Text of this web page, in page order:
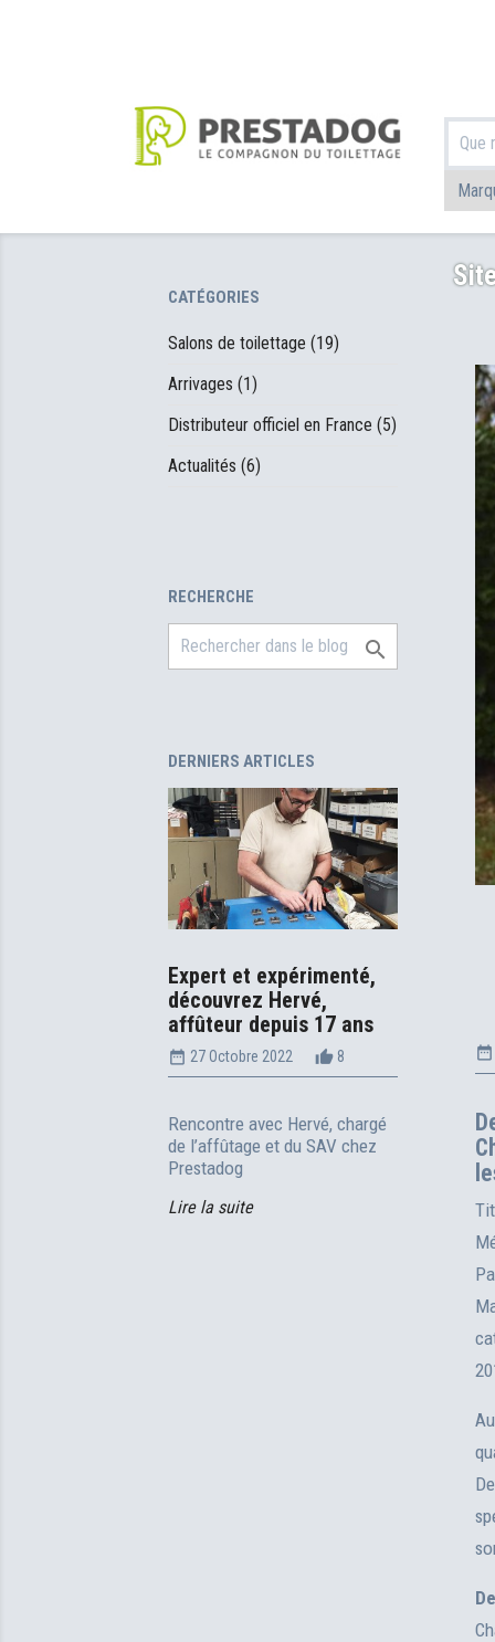
CATÉGORIES
Salons de toilettage (19)
Arrivages (1)
Distributeur officiel en France (5)
Actualités (6)
RECHERCHE

DERNIERS ARTICLES
Expert et expérimenté,
découvrez Hervé,
affûteur depuis 17 ans
date_range 27 Octobre 2022 thumb_up_alt
8
Rencontre avec Hervé, chargé
de l’affûtage et du SAV chez
Prestadog
Lire la suite
De St
une
À l’Atelier
DUBERN
chiens,
touffeur
Lire la suite
date_range